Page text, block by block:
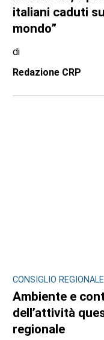
italiani caduti
mondo”
di
Redazione CRP
CONSIGLIO REGIONALE
Ambiente e
dell’attività
regionale